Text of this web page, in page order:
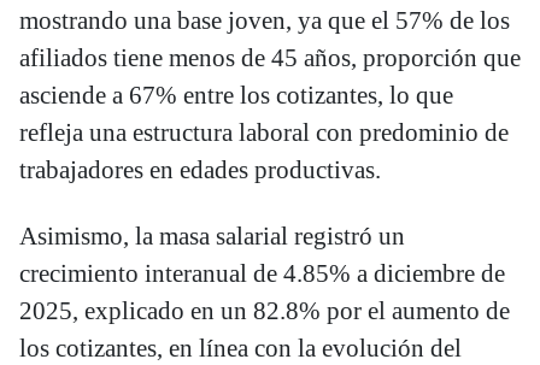
mostrando una base joven, ya que el 57% de los
afiliados tiene menos de 45 años, proporción que
asciende a 67% entre los cotizantes, lo que
refleja una estructura laboral con predominio de
trabajadores en edades productivas.
Asimismo, la masa salarial registró un
crecimiento interanual de 4.85% a diciembre de
2025, explicado en un 82.8% por el aumento de
los cotizantes, en línea con la evolución del